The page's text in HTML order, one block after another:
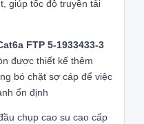
giúp tốc độ truyền tải
FTP 5-1933433-3
được thiết kế thêm
bó chặt sợ cáp để việc
ổn định
chụp cao su cao cấp